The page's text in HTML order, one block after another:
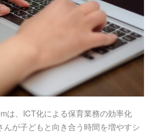
は、ICT化による保育業務の効率化
んが子どもと向き合う時間を増やすシ